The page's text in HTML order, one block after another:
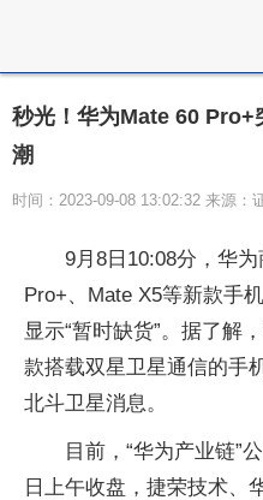
秒光！华为Mate 60 Pro+
潮
时间：2023-09-08 13:02:32 来源：
9月8日10:08分，华
Pro+、Mate X5等新款手
显示“暂时缺货”。据了解
款搭载双星卫星通信的手
北斗卫星消息。
目前，“华为产业链”
日上午收盘，捷荣技术、